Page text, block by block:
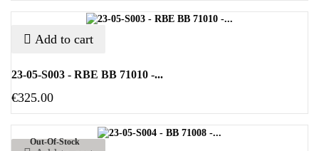
Add to cart
23-05-S003 - RBE BB 71010 -...
€325.00
Out-Of-Stock